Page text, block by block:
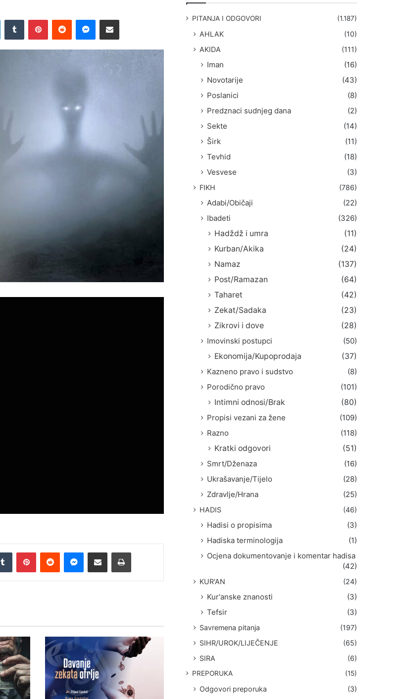
PITANJA I ODGOVORI (1.187)
AHLAK
(10)
AKIDA
(111)
Iman
(16)
Novotarije
(43)
Poslanici
(8)
Predznaci sudnjeg dana
(2)
Sekte
(14)
Širk
(11)
Tevhid
(18)
Vesvese
(3)
FIKH (786)
Adabi/Običaji
(22)
Ibadeti
(326)
Hadždž i umra
(11)
Kurban/Akika
(24)
Namaz
(137)
Post/Ramazan
(64)
Taharet
(42)
Zekat/Sadaka
(23)
Zikrovi i dove
(28)
Imovinski postupci
(50)
Ekonomija/Kupoprodaja
(37)
Kazneno pravo i sudstvo
(8)
Porodično pravo
(101)
Intimni odnosi/Brak
(80)
Propisi vezani za žene
(109)
Razno
(118)
Kratki odgovori
(51)
Smrt/Dženaza
(16)
Ukrašavanje/Tijelo
(28)
Zdravlje/Hrana
(25)
HADIS (46)
Hadisi o propisima
(3)
Hadiska terminologija
(1)
Ocjena dokumentovanje i komentar hadisa
(42)
KUR'AN (24)
Kur'anske znanosti
(3)
Tefsir
(3)
Savremena pitanja
(197)
SIHR/UROK/LIJEČENJE
(65)
SIRA
(6)
PREPORUKA (15)
Odgovori preporuka
(3)